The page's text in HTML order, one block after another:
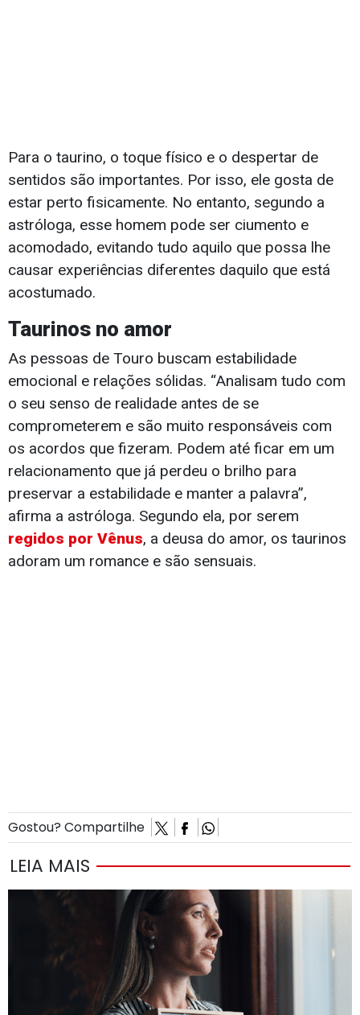
Para o taurino, o toque físico e o despertar de
sentidos são importantes. Por isso, ele gosta de
estar perto fisicamente. No entanto, segundo a
astróloga, esse homem pode ser ciumento e
acomodado, evitando tudo aquilo que possa lhe
causar experiências diferentes daquilo que está
acostumado.
Taurinos no amor
As pessoas de Touro buscam estabilidade
emocional e relações sólidas. “Analisam tudo com
o seu senso de realidade antes de se
comprometerem e são muito responsáveis com
os acordos que fizeram. Podem até ficar em um
relacionamento que já perdeu o brilho para
preservar a estabilidade e manter a palavra”,
afirma a astróloga. Segundo ela, por serem
regidos por Vênus, a deusa do amor, os taurinos
adoram um romance e são sensuais.
Gostou? Compartilhe
LEIA MAIS